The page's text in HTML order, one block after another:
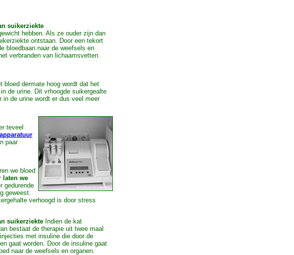
suikerziekte
hebben. Als ze ouder zijn dan
ontstaan. Door een tekort
bloedbaan naar de weefsels en
verbranden van lichaamsvetten.
bloed dermate hoog wordt dat het
de urine. Dit vrhoogde suikergealte
de urine wordt er dus veel meer
teveel
apparatuur
paar
we bloed
laten we
gedurende
geweest.
verhoogd is door stress
suikerziekte Indien de kat
bestaat de therapie uit twee maal
met insuline die door de
gaat worden. Door de insuline gaat
naar de weefsels en organen.